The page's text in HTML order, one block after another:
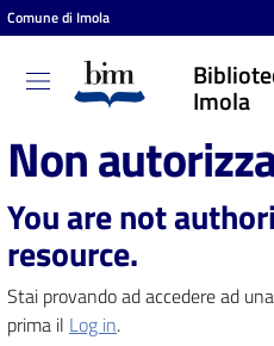
Vai al contenuto
Vai alla navigazione
Vai al footer
Comune di Imola
Imola
Biblioteca
comunale
di Imola
Entra
Non
You are not
resource.
Stai provando ad accedere ad
prima il Log in.